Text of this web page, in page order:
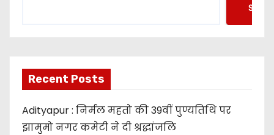
Recent Posts
Adityapur : निर्मल महतो की 39वीं पुण्यतिथि पर
झामुमो नगर कमेटी ने दी श्रद्धांजलि